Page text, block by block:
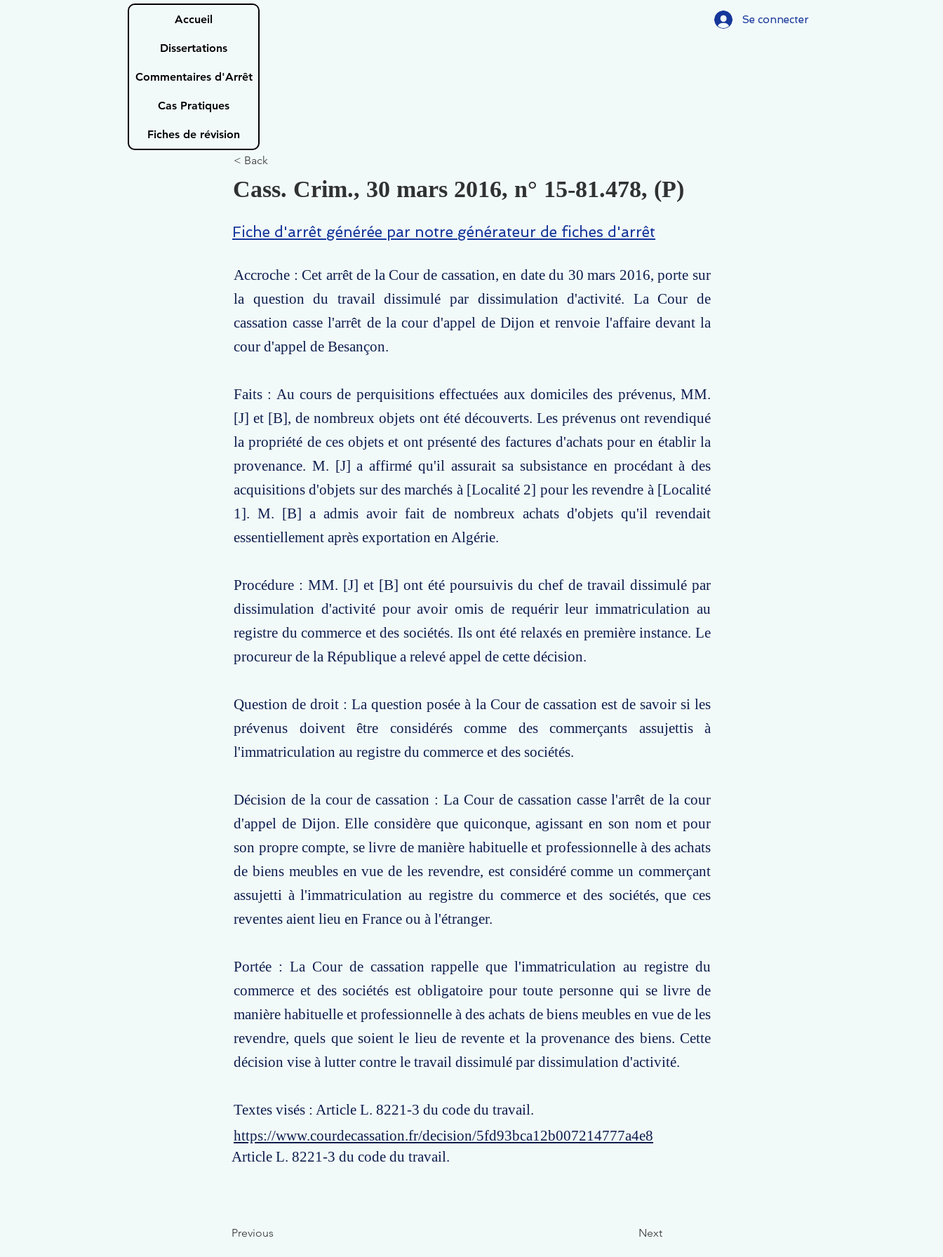
Accueil
Dissertations
Commentaires d'Arrêt
Cas Pratiques
Fiches de révision
Se connecter
< Back
Cass. Crim., 30 mars 2016, n° 15-81.478, (P)
Fiche d'arrêt générée par notre générateur de fiches d'arrêt
Accroche : Cet arrêt de la Cour de cassation, en date du 30 mars 2016, porte sur
la question du travail dissimulé par dissimulation d'activité. La Cour de
cassation casse l'arrêt de la cour d'appel de Dijon et renvoie l'affaire devant la
cour d'appel de Besançon.
Faits : Au cours de perquisitions effectuées aux domiciles des prévenus, MM.
[J] et [B], de nombreux objets ont été découverts. Les prévenus ont revendiqué
la propriété de ces objets et ont présenté des factures d'achats pour en établir la
provenance. M. [J] a affirmé qu'il assurait sa subsistance en procédant à des
acquisitions d'objets sur des marchés à [Localité 2] pour les revendre à [Localité
1]. M. [B] a admis avoir fait de nombreux achats d'objets qu'il revendait
essentiellement après exportation en Algérie.
Procédure : MM. [J] et [B] ont été poursuivis du chef de travail dissimulé par
dissimulation d'activité pour avoir omis de requérir leur immatriculation au
registre du commerce et des sociétés. Ils ont été relaxés en première instance. Le
procureur de la République a relevé appel de cette décision.
Question de droit : La question posée à la Cour de cassation est de savoir si les
prévenus doivent être considérés comme des commerçants assujettis à
l'immatriculation au registre du commerce et des sociétés.
Décision de la cour de cassation : La Cour de cassation casse l'arrêt de la cour
d'appel de Dijon. Elle considère que quiconque, agissant en son nom et pour
son propre compte, se livre de manière habituelle et professionnelle à des achats
de biens meubles en vue de les revendre, est considéré comme un commerçant
assujetti à l'immatriculation au registre du commerce et des sociétés, que ces
reventes aient lieu en France ou à l'étranger.
Portée : La Cour de cassation rappelle que l'immatriculation au registre du
commerce et des sociétés est obligatoire pour toute personne qui se livre de
manière habituelle et professionnelle à des achats de biens meubles en vue de les
revendre, quels que soient le lieu de revente et la provenance des biens. Cette
décision vise à lutter contre le travail dissimulé par dissimulation d'activité.
Textes visés : Article L. 8221-3 du code du travail.
https://www.courdecassation.fr/decision/5fd93bca12b007214777a4e8
Article L. 8221-3 du code du travail.
Previous Next